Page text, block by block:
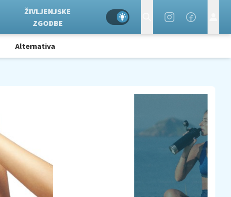
ŽIVLJENJSKE
ZGODBE
Alternativa